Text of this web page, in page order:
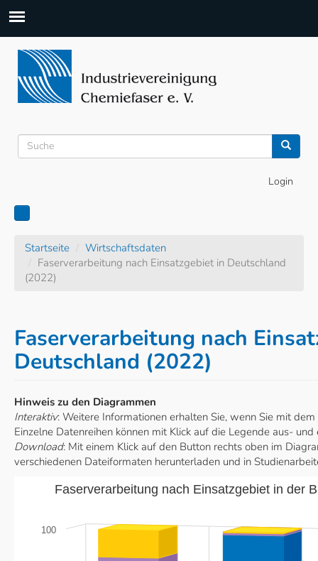
Suchformular
Login
Startseite
Wirtschaftsdaten
Faserverarbeitung nach Einsatzgebiet in Deutschland
(2022)
Faserverarbeitung nach
Deutschland (2022)
Hinweis zu den Diagrammen
Interaktiv: Weitere Informationen erhalten Sie, wenn Sie mit
Einzelne Datenreihen können mit Klick auf die Legende aus-
Download: Mit einem Klick auf den Button rechts oben im
verschiedenen Dateiformaten herunterladen und in
Faserverarbeitung nach Einsatzgebiet in der
100